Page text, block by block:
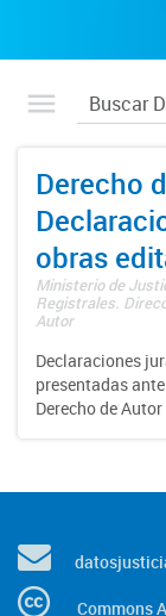
Derecho
obras
Ministerio de
Registrales.
Autor
Declaraciones
presentadas
Derecho de Autor
Commons